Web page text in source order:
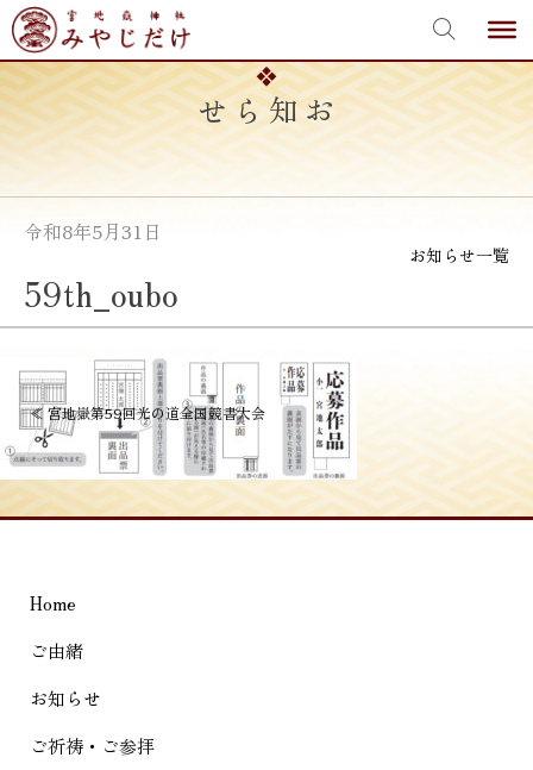
Skip
to
content
お知らせ
令和8年5月31日
お知らせ一覧
59th_oubo
投
稿
ナ
ビ
ー
シ
ョ
ン
≪ 宮地嶽第59回光の道全国競書大会
Home
ご由緒
お知らせ
ご祈祷・ご参拝